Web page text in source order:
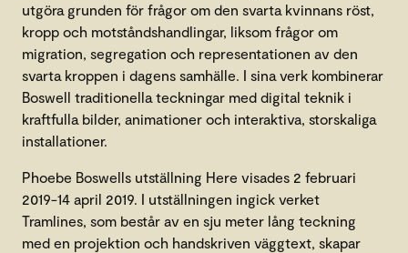
utgöra grunden för frågor om den svarta kvinnans röst,
kropp och motståndshandlingar, liksom frågor om
migration, segregation och representationen av den
svarta kroppen i dagens samhälle. I sina verk kombinerar
Boswell traditionella teckningar med digital teknik i
kraftfulla bilder, animationer och interaktiva, storskaliga
installationer.
Phoebe Boswells utställning Here visades 2 februari
2019-14 april 2019. I utställningen ingick verket
Tramlines, som består av en sju meter lång teckning
med en projektion och handskriven väggtext, skapar